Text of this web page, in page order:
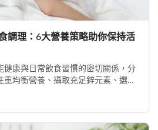
調理：6大營養策略助你保持活
健康與日常飲食習慣的密切關係，分
均衡營養、攝取充足鋅元素、選擇